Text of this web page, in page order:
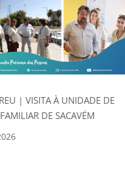
| VISITA À UNIDADE DE
DE SACAVÉM